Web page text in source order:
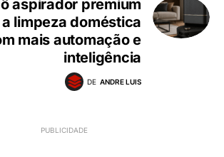
aspirador premium
limpeza doméstica
mais automação e
inteligência
DE ANDRE LUIS